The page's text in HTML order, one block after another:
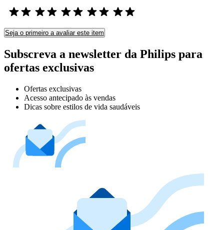
Seja o primeiro a avaliar este item
Subscreva a newsletter da Philips para
ofertas exclusivas
Ofertas exclusivas
Acesso antecipado às vendas
Dicas sobre estilos de vida saudáveis